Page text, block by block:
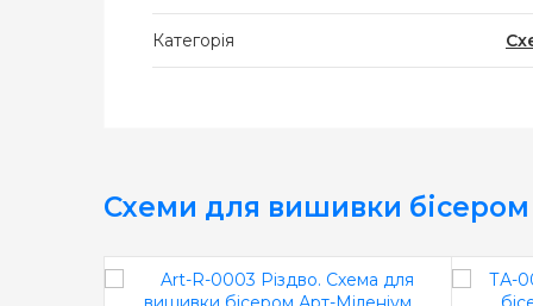
Категорія
Схеми для вишивки бісером